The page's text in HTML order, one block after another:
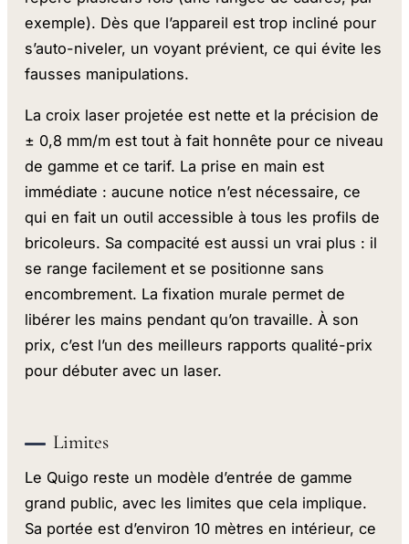
exemple). Dès que l’appareil est trop incliné pour
s’auto-niveler, un voyant prévient, ce qui évite les
fausses manipulations.
La croix laser projetée est nette et la précision de
± 0,8 mm/m est tout à fait honnête pour ce niveau
de gamme et ce tarif. La prise en main est
immédiate : aucune notice n’est nécessaire, ce
qui en fait un outil accessible à tous les profils de
bricoleurs. Sa compacité est aussi un vrai plus : il
se range facilement et se positionne sans
encombrement. La fixation murale permet de
libérer les mains pendant qu’on travaille. À son
prix, c’est l’un des meilleurs rapports qualité-prix
pour débuter avec un laser.
Limites
Le Quigo reste un modèle d’entrée de gamme
grand public, avec les limites que cela implique.
Sa portée est d’environ 10 mètres en intérieur, ce